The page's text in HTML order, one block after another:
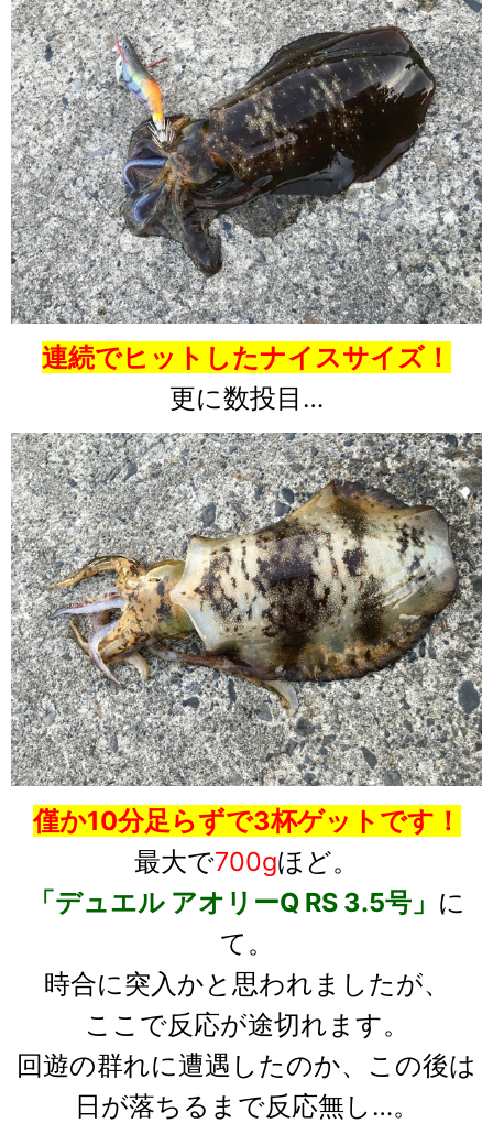
連続でヒットしたナイスサイズ！
更に数投目…
僅か10分足らずで3杯ゲットです！
最大で700gほど。
「デュエル アオリーQ RS 3.5号」 に
て。
時合に突入かと思われましたが、
ここで反応が途切れます。
回遊の群れに遭遇したのか、この後は
日が落ちるまで反応無し…。